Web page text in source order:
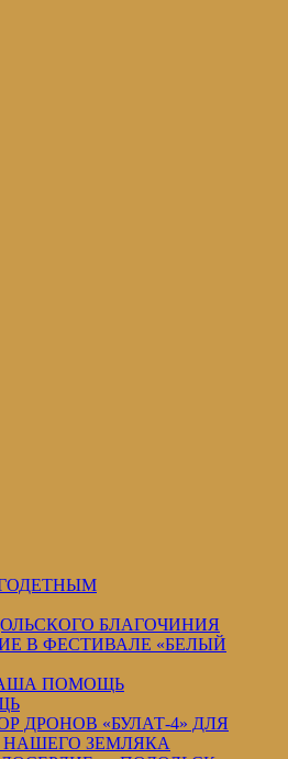
БЛАГОЧИНИЯ
В ФЕСТИВАЛЕ «БЕЛЫЙ
ПОМОЩЬ
ДРОНОВ «БУЛАТ-4» ДЛЯ
НАШЕГО ЗЕМЛЯКА